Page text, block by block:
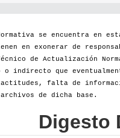
se encuentra en
en exonerar de
de Actualización
indirecto que
falta de
de dicha base.
Digesto